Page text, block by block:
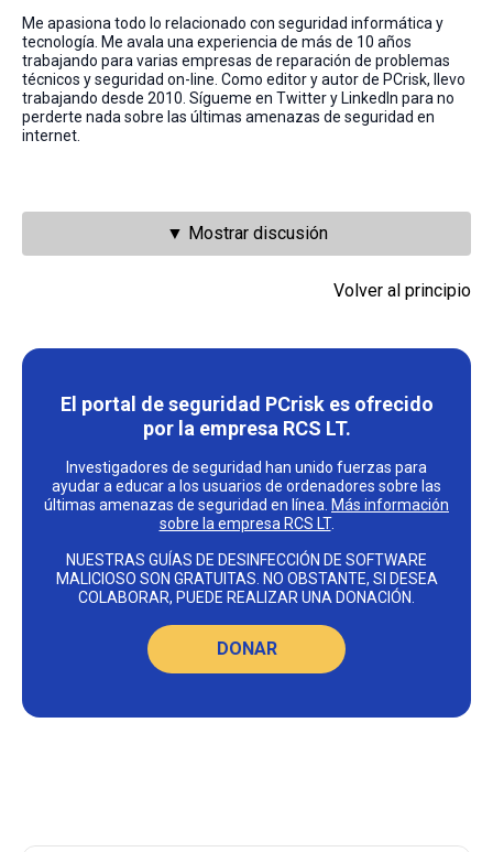
Me apasiona todo lo relacionado con seguridad informática y
tecnología. Me avala una experiencia de más de 10 años
trabajando para varias empresas de reparación de problemas
técnicos y seguridad on-line. Como editor y autor de PCrisk, llevo
trabajando desde 2010. Sígueme en Twitter y LinkedIn para no
perderte nada sobre las últimas amenazas de seguridad en
internet.
▼ Mostrar discusión
Volver al principio
El portal de seguridad PCrisk es ofrecido
por la empresa RCS LT.
Investigadores de seguridad han unido fuerzas para
ayudar a educar a los usuarios de ordenadores sobre las
últimas amenazas de seguridad en línea. Más información
sobre la empresa RCS LT.
NUESTRAS GUÍAS DE DESINFECCIÓN DE SOFTWARE
MALICIOSO SON GRATUITAS. NO OBSTANTE, SI DESEA
COLABORAR, PUEDE REALIZAR UNA DONACIÓN.
DONAR